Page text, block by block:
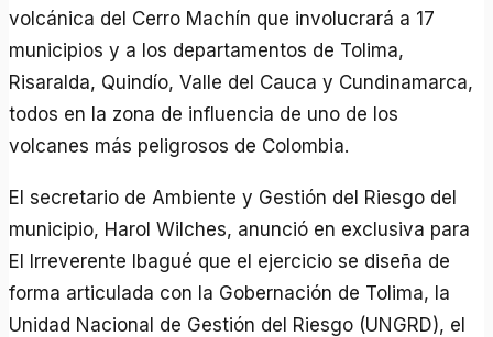
volcánica del Cerro Machín que involucrará a 17
municipios y a los departamentos de Tolima,
Risaralda, Quindío, Valle del Cauca y Cundinamarca,
todos en la zona de influencia de uno de los
volcanes más peligrosos de Colombia.
El secretario de Ambiente y Gestión del Riesgo del
municipio, Harol Wilches, anunció en exclusiva para
El Irreverente Ibagué que el ejercicio se diseña de
forma articulada con la Gobernación de Tolima, la
Unidad Nacional de Gestión del Riesgo (UNGRD), el